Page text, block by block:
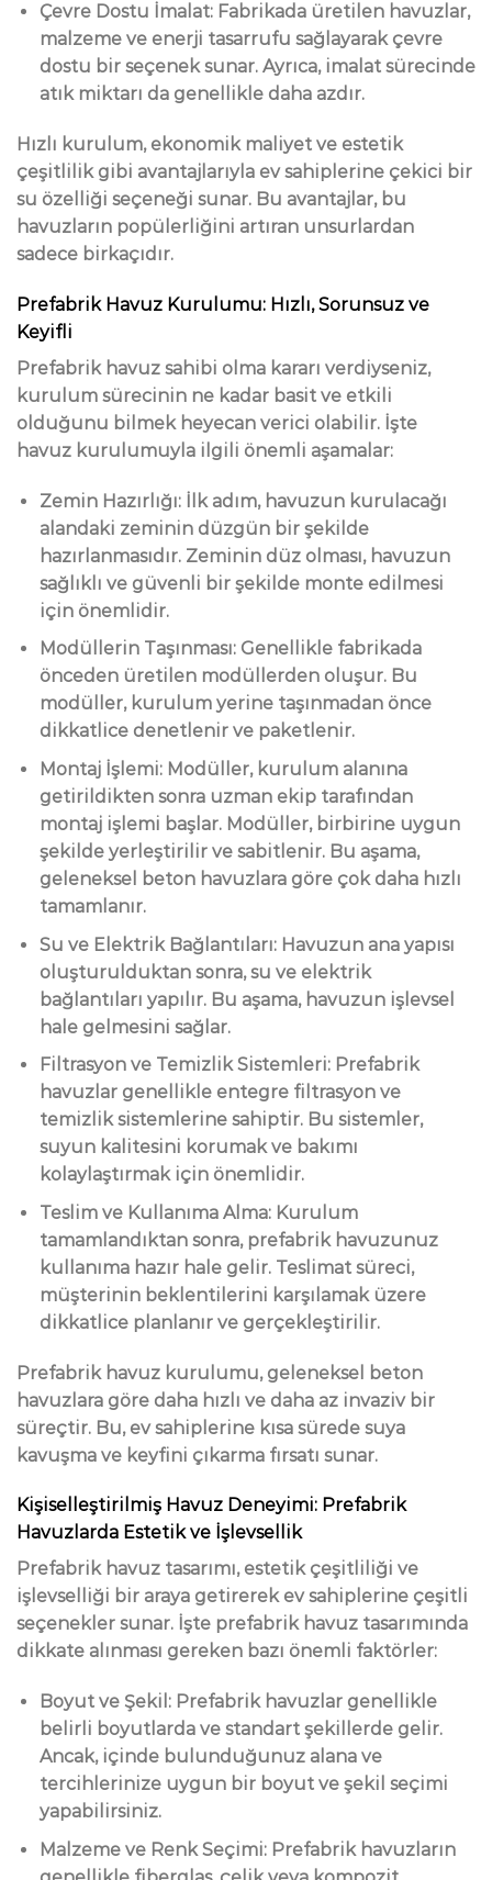
Çevre Dostu İmalat: Fabrikada üretilen havuzlar,
malzeme ve enerji tasarrufu sağlayarak çevre
dostu bir seçenek sunar. Ayrıca, imalat sürecinde
atık miktarı da genellikle daha azdır.
Hızlı kurulum, ekonomik maliyet ve estetik
çeşitlilik gibi avantajlarıyla ev sahiplerine çekici bir
su özelliği seçeneği sunar. Bu avantajlar, bu
havuzların popülerliğini artıran unsurlardan
sadece birkaçıdır.
Prefabrik Havuz Kurulumu: Hızlı, Sorunsuz ve
Keyifli
Prefabrik havuz sahibi olma kararı verdiyseniz,
kurulum sürecinin ne kadar basit ve etkili
olduğunu bilmek heyecan verici olabilir. İşte
havuz kurulumuyla ilgili önemli aşamalar:
Zemin Hazırlığı: İlk adım, havuzun kurulacağı
alandaki zeminin düzgün bir şekilde
hazırlanmasıdır. Zeminin düz olması, havuzun
sağlıklı ve güvenli bir şekilde monte edilmesi
için önemlidir.
Modüllerin Taşınması: Genellikle fabrikada
önceden üretilen modüllerden oluşur. Bu
modüller, kurulum yerine taşınmadan önce
dikkatlice denetlenir ve paketlenir.
Montaj İşlemi: Modüller, kurulum alanına
getirildikten sonra uzman ekip tarafından
montaj işlemi başlar. Modüller, birbirine uygun
şekilde yerleştirilir ve sabitlenir. Bu aşama,
geleneksel beton havuzlara göre çok daha hızlı
tamamlanır.
Su ve Elektrik Bağlantıları: Havuzun ana yapısı
oluşturulduktan sonra, su ve elektrik
bağlantıları yapılır. Bu aşama, havuzun işlevsel
hale gelmesini sağlar.
Filtrasyon ve Temizlik Sistemleri: Prefabrik
havuzlar genellikle entegre filtrasyon ve
temizlik sistemlerine sahiptir. Bu sistemler,
suyun kalitesini korumak ve bakımı
kolaylaştırmak için önemlidir.
Teslim ve Kullanıma Alma: Kurulum
tamamlandıktan sonra, prefabrik havuzunuz
kullanıma hazır hale gelir. Teslimat süreci,
müşterinin beklentilerini karşılamak üzere
dikkatlice planlanır ve gerçekleştirilir.
Prefabrik havuz kurulumu, geleneksel beton
havuzlara göre daha hızlı ve daha az invaziv bir
süreçtir. Bu, ev sahiplerine kısa sürede suya
kavuşma ve keyfini çıkarma fırsatı sunar.
Kişiselleştirilmiş Havuz Deneyimi: Prefabrik
Havuzlarda Estetik ve İşlevsellik
Prefabrik havuz tasarımı, estetik çeşitliliği ve
işlevselliği bir araya getirerek ev sahiplerine çeşitli
seçenekler sunar. İşte prefabrik havuz tasarımında
dikkate alınması gereken bazı önemli faktörler:
Boyut ve Şekil: Prefabrik havuzlar genellikle
belirli boyutlarda ve standart şekillerde gelir.
Ancak, içinde bulunduğunuz alana ve
tercihlerinize uygun bir boyut ve şekil seçimi
yapabilirsiniz.
Malzeme ve Renk Seçimi: Prefabrik havuzların